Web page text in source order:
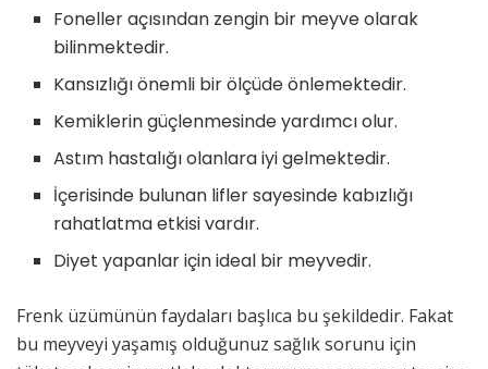
Foneller açısından zengin bir meyve olarak
bilinmektedir.
Kansızlığı önemli bir ölçüde önlemektedir.
Kemiklerin güçlenmesinde yardımcı olur.
Astım hastalığı olanlara iyi gelmektedir.
İçerisinde bulunan lifler sayesinde kabızlığı
rahatlatma etkisi vardır.
Diyet yapanlar için ideal bir meyvedir.
Frenk üzümünün faydaları başlıca bu şekildedir. Fakat
bu meyveyi yaşamış olduğunuz sağlık sorunu için